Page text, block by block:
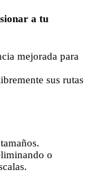
a tu
mejorada para
sus rutas
o